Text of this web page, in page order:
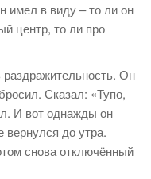
имел в виду – то ли он
центр, то ли про
Он
Сказал: «Тупо,
И вот однажды он
вернулся до утра.
снова отключённый